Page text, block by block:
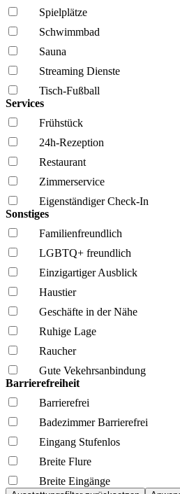
Spielplätze
Schwimmbad
Sauna
Streaming Dienste
Tisch-Fußball
Services
Frühstück
24h-Rezeption
Restaurant
Zimmerservice
Eigenständiger Check-In
Sonstiges
Familien­freundlich
LGBTQ+ freundlich
Einzigartiger Ausblick
Haustier
Geschäfte in der Nähe
Ruhige Lage
Raucher
Gute Vekehrsanbindung
Barrierefreiheit
Barrierefrei
Badezimmer Barrierefrei
Eingang Stufenlos
Breite Flure
Breite Eingänge